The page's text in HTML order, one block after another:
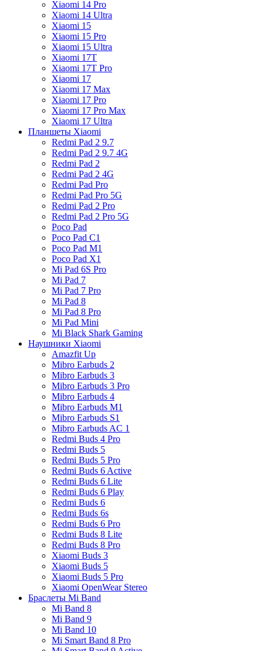
Xiaomi 14 Pro
Xiaomi 14 Ultra
Xiaomi 15
Xiaomi 15 Pro
Xiaomi 15 Ultra
Xiaomi 17T
Xiaomi 17T Pro
Xiaomi 17
Xiaomi 17 Max
Xiaomi 17 Pro
Xiaomi 17 Pro Max
Xiaomi 17 Ultra
Планшеты Xiaomi
Redmi Pad 2 9.7
Redmi Pad 2 9.7 4G
Redmi Pad 2
Redmi Pad 2 4G
Redmi Pad Pro
Redmi Pad Pro 5G
Redmi Pad 2 Pro
Redmi Pad 2 Pro 5G
Poco Pad
Poco Pad C1
Poco Pad M1
Poco Pad X1
Mi Pad 6S Pro
Mi Pad 7
Mi Pad 7 Pro
Mi Pad 8
Mi Pad 8 Pro
Mi Pad Mini
Mi Black Shark Gaming
Наушники Xiaomi
Amazfit Up
Mibro Earbuds 2
Mibro Earbuds 3
Mibro Earbuds 3 Pro
Mibro Earbuds 4
Mibro Earbuds M1
Mibro Earbuds S1
Mibro Earbuds AC 1
Redmi Buds 4 Pro
Redmi Buds 5
Redmi Buds 5 Pro
Redmi Buds 6 Active
Redmi Buds 6 Lite
Redmi Buds 6 Play
Redmi Buds 6
Redmi Buds 6s
Redmi Buds 6 Pro
Redmi Buds 8 Lite
Redmi Buds 8 Pro
Xiaomi Buds 3
Xiaomi Buds 5
Xiaomi Buds 5 Pro
Xiaomi OpenWear Stereo
Браслеты Mi Band
Mi Band 8
Mi Band 9
Mi Band 10
Mi Smart Band 8 Pro